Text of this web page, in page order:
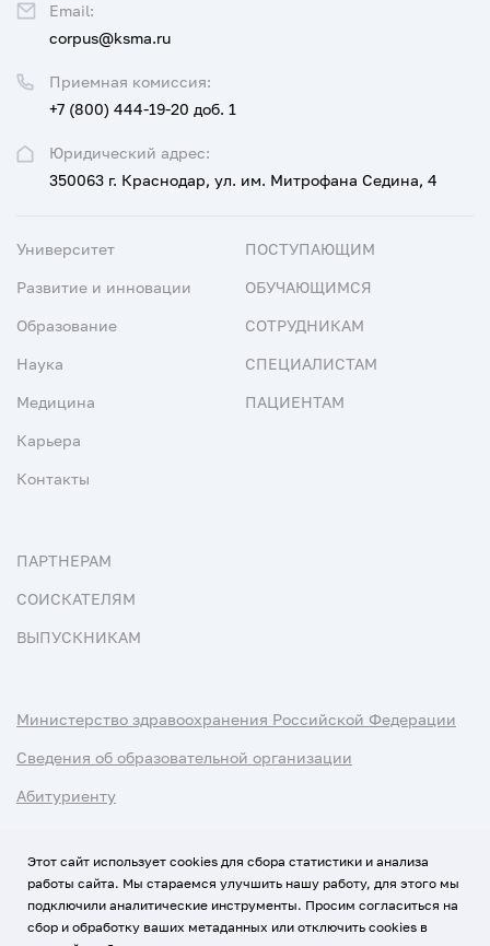
Юридический адрес:
350063 г. Краснодар, ул. им. Митрофана Седина, 4
Приемная комиссия:
+7 (800) 444-19-20 доб. 1
Email:
corpus@ksma.ru
Университет
Развитие и инновации
Образование
Наука
Медицина
Карьера
Контакты
ПОСТУПАЮЩИМ
ОБУЧАЮЩИМСЯ
СОТРУДНИКАМ
СПЕЦИАЛИСТАМ
ПАЦИЕНТАМ
ПАРТНЕРАМ
СОИСКАТЕЛЯМ
ВЫПУСКНИКАМ
Министерство здравоохранения Российской Федерации
Сведения об образовательной организации
Абитуриенту
Политика обработки персональных данных
Этот сайт использует cookies для сбора статистики и анализа
работы сайта. Мы стараемся улучшить нашу работу, для этого мы
подключили аналитические инструменты. Просим согласиться на
сбор и обработку ваших метаданных или отключить cookies в